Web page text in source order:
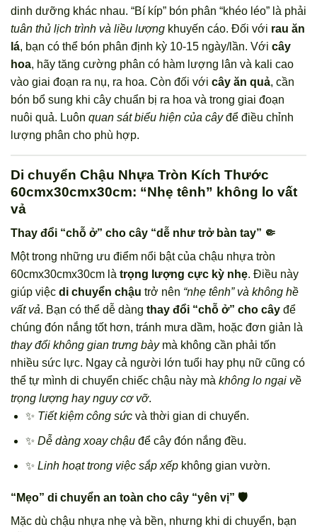
dinh dưỡng khác nhau. “Bí kíp” bón phân “khéo léo” là phải
tuân thủ lịch trình và liều lượng khuyến cáo. Đối với rau ăn
lá, bạn có thể bón phân định kỳ 10-15 ngày/lần. Với cây
hoa, hãy tăng cường phân có hàm lượng lân và kali cao
vào giai đoạn ra nụ, ra hoa. Còn đối với cây ăn quả, cần
bón bổ sung khi cây chuẩn bị ra hoa và trong giai đoạn
nuôi quả. Luôn quan sát biểu hiện của câyđể điều chỉnh
lượng phân cho phù hợp.
Di chuyển Chậu Nhựa Tròn Kích Thước
60cmx30cmx30cm: “Nhẹ tênh” không lo vất
vả
Thay đổi “chỗ ở” cho cây “dễ như trở bàn tay” 🤏
Một trong những ưu điểm nổi bật của chậu nhựa tròn
60cmx30cmx30cm là trọng lượng cực kỳ nhẹ. Điều này
giúp việc di chuyển chậu trở nên “nhẹ tênh” và không hề
vất vả. Bạn có thể dễ dàng thay đổi “chỗ ở” cho cây để
chúng đón nắng tốt hơn, tránh mưa dầm, hoặc đơn giản là
thay đổi không gian trưng bàymà không cần phải tốn
nhiều sức lực. Ngay cả người lớn tuổi hay phụ nữ cũng có
thể tự mình di chuyển chiếc chậu này mà không lo ngại về
trọng lượng hay nguy cơ vỡ.
✨ Tiết kiệm công sứcvà thời gian di chuyển.
✨ Dễ dàng xoay chậuđể cây đón nắng đều.
✨ Linh hoạt trong việc sắp xếpkhông gian vườn.
“Mẹo” di chuyển an toàn cho cây “yên vị” 🛡️
Mặc dù chậu nhựa nhẹ và bền, nhưng khi di chuyển, bạn